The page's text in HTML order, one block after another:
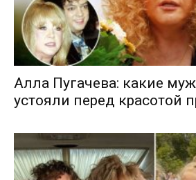
Алла Пугачева: какие
устояли перед красотой